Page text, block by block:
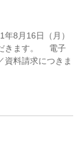
8月16日（月）
だきます。 電子
資料請求につきま